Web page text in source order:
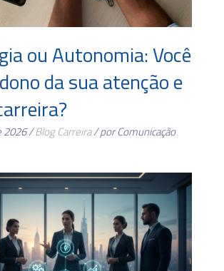
ou Autonomia: Você
da sua atenção e
2026 /Blog Carreira/ por Comunicação